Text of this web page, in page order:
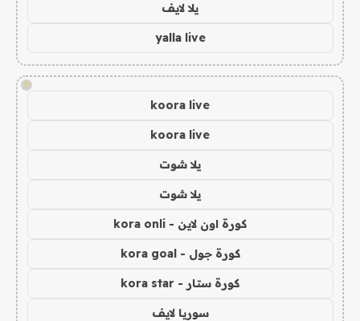
يلا لايف
yalla live
!
koora live
koora live
يلا شوت
يلا شوت
كورة اون لاين - kora onli
كورة جول - kora goal
كورة ستار - kora star
سوريا لايف